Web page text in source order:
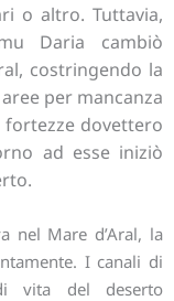
o altro. Tuttavia,
Daria cambiò
costringendo la
per mancanza
fortezze dovettero
ad esse iniziò
nel Mare d’Aral, la
I canali di
vita del deserto